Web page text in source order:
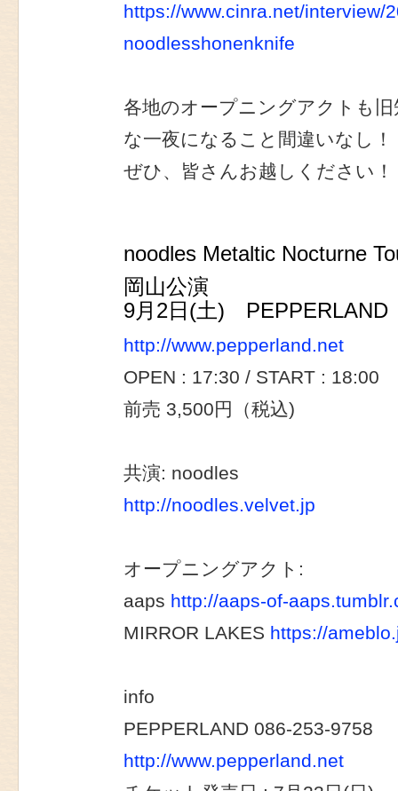
https://www.cinra.net/interview/
noodlesshonenknife
各地のオープニングアクトも
な一夜になること間違いなし！
ぜひ、皆さんお越しください！
noodles Metaltic Nocturne
岡山公演
9月2日(土) PEPPERLAND
http://www.pepperland.net
OPEN : 17:30 / START : 18:00
前売 3,500円（税込)
共演: noodles
http://noodles.velvet.jp
オープニングアクト:
aaps http://aaps-of-
MIRROR LAKES https://
info
PEPPERLAND 086-253-9758
http://www.pepperland.net